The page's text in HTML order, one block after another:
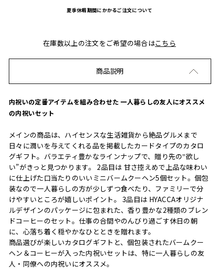
夏季休暇期間にかかるご注文について
在庫数以上の注文をご希望の場合はこちら
商品説明
内祝いの定番アイテムを組み合わせた 一人暮らしの友人にオススメ
の内祝いセット
メインの商品は、ハイセンスな生活雑貨から絶品グルメまで
日々に潤いを与えてくれる品を掲載したカードタイプのカタロ
グギフト。バラエティ豊かなラインナップで、贈り先の‟欲し
い”がきっと見つかります。 2品目は 甘さ控えめで上品な味わい
に仕上げた口当たりのいいミニバームクーヘン5個セット。個包
装なので一人暮らしの方が少しずつ食べたり、ファミリーで分
けやすいところが嬉しいポイント。 3品目は HYACCAオリジナ
ルデザインのパッケージに包まれた、香り豊かな2種類のブレン
ドコーヒーのセット。仕事の合間やのんびり過ごす休日の朝
に、心落ち着く穏やかなひとときを贈れます。
商品選びが楽しいカタログギフトと、個包装されたバームクー
ヘン＆コーヒーが入った内祝いセットは、特に一人暮らしの友
人・同僚への内祝いにオススメ。